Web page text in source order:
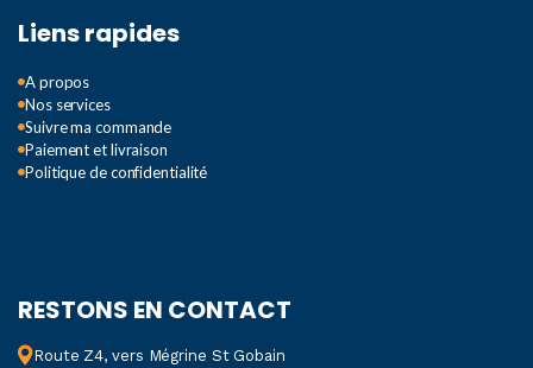
Liens rapides
A propos
Nos services
Suivre ma commande
Paiement et livraison
Politique de confidentialité
RESTONS EN CONTACT
Route Z4, vers Mégrine St Gobain